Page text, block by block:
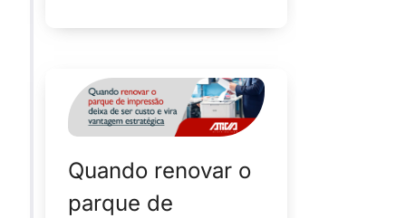
Quando renovar o
parque de